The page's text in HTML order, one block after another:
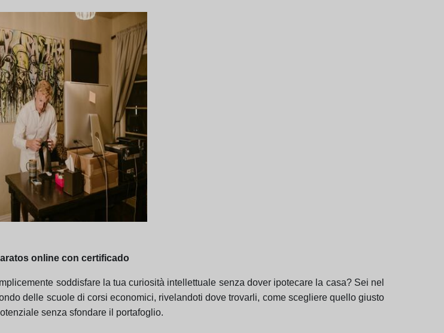
online con certificado
soddisfare la tua curiosità intellettuale senza dover ipotecare la casa? Sei nel
delle scuole di corsi economici, rivelandoti dove trovarli, come scegliere quello giusto
senza sfondare il portafoglio.